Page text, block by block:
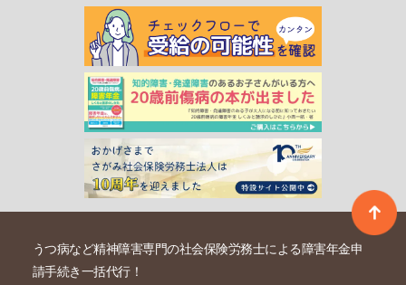
うつ病など精神障害専門の社会保険労務士による障害年金申
請手続き一括代行！